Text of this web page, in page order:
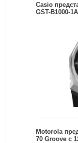
Casio
GST-B1000-
Motorola
70 Groove с